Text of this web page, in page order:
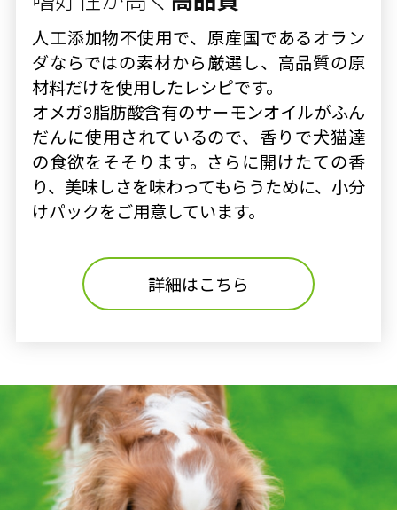
人工添加物不使用で、原産国であるオラン
ダならではの素材から厳選し、高品質の原
材料だけを使用したレシピです。
オメガ3脂肪酸含有のサーモンオイルがふん
だんに使用されているので、香りで犬猫達
の食欲をそそります。さらに開けたての香
り、美味しさを味わってもらうために、小分
けパックをご用意しています。
詳細はこちら